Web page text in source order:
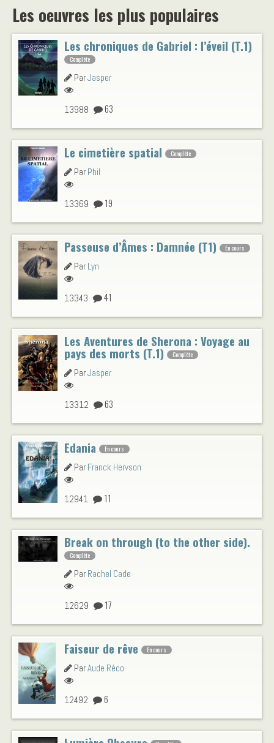
Les oeuvres les plus populaires
Les chroniques de Gabriel : l’éveil (T.1)
Complète
ParJasper
13988 63
Le cimetière spatial Complète
ParPhil
13369 19
Passeuse d’Âmes : Damnée (T1) En cours
ParLyn
13343 41
Les Aventures de Sherona : Voyage au
pays des morts (T.1) Complète
ParJasper
13312 63
Edania En cours
ParFranck Hervson
12941 11
Break on through (to the other side).
Complète
ParRachel Cade
12629 17
Faiseur de rêve En cours
ParAude Réco
12492 6